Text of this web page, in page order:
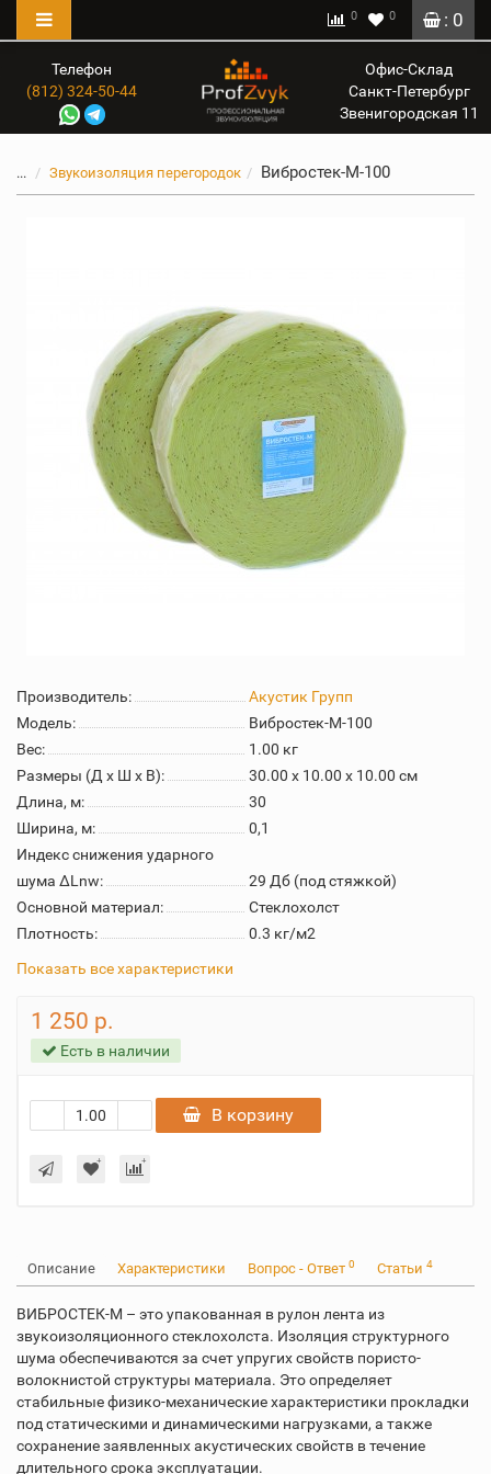
: 0
0 0
Телефон
(812) 324-50-44
Офис-Склад
Санкт-Петербург
Звенигородская 11
... Звукоизоляция перегородок Вибростек-М-100
Производитель:
Акустик Групп
Модель:
Вибростек-М-100
Вес:
1.00 кг
Размеры (Д x Ш x В):
30.00 x 10.00 x 10.00 см
Длина, м:
30
Ширина, м:
0,1
Индекс снижения ударного
шума ∆Lnw:
29 Дб (под стяжкой)
Основной материал:
Стеклохолст
Плотность:
0.3 кг/м2
Показать все характеристики
1 250 р.
Есть в наличии
В корзину
Описание Характеристики Вопрос - Ответ 0 Статьи 4
ВИБРОСТЕК-М – это упакованная в рулон лента из
звукоизоляционного стеклохолста. Изоляция структурного
шума обеспечиваются за счет упругих свойств пористо-
волокнистой структуры материала. Это определяет
стабильные физико-механические характеристики прокладки
под статическими и динамическими нагрузками, а также
сохранение заявленных акустических свойств в течение
длительного срока эксплуатации.